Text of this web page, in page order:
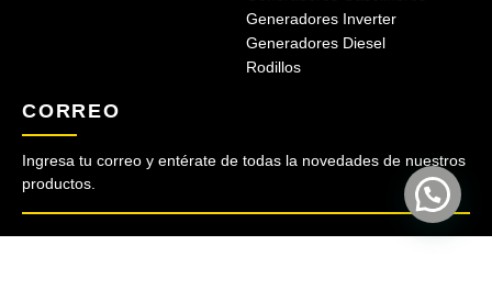
Generadores Inverter
Generadores Diesel
Rodillos
CORREO
Ingresa tu correo y entérate de todas la novedades de nuestros
productos.